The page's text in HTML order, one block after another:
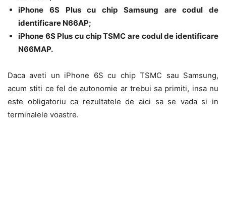
iPhone 6S Plus cu chip Samsung are codul de
identificare N66AP;
iPhone 6S Plus cu chip TSMC are codul de identificare
N66MAP.
Daca aveti un iPhone 6S cu chip TSMC sau Samsung,
acum stiti ce fel de autonomie ar trebui sa primiti, insa nu
este obligatoriu ca rezultatele de aici sa se vada si in
terminalele voastre.